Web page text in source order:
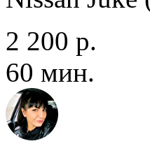
2 200 р.
60 мин.